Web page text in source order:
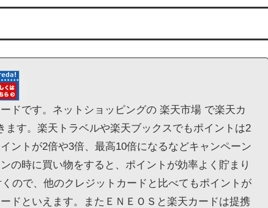
ドです。ネットショッピングの 楽天市場 で楽天カ
ます。楽天トラベルや楽天ブックスでもポイントは2
ントが2倍や3倍、最高10倍になるなどキャンペーン
の時に買い物をすると、ポイントが効率よく貯まり
ので、他のクレジットカードと比べてもポイントが
ドといえます。またＥＮＥＯＳと楽天カードは提携